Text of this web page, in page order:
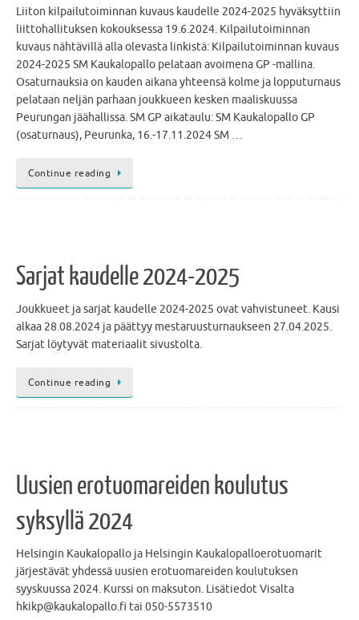
Liiton kilpailutoiminnan kuvaus kaudelle 2024-2025 hyväksyttiin
liittohallituksen kokouksessa 19.6.2024. Kilpailutoiminnan
kuvaus nähtävillä alla olevasta linkistä: Kilpailutoiminnan kuvaus
2024-2025 SM Kaukalopallo pelataan avoimena GP -mallina.
Osaturnauksia on kauden aikana yhteensä kolme ja lopputurnaus
pelataan neljän parhaan joukkueen kesken maaliskuussa
Peurungan jäähallissa. SM GP aikataulu: SM Kaukalopallo GP
(osaturnaus), Peurunka, 16.-17.11.2024 SM …
Continue reading
Sarjat kaudelle 2024-2025
Joukkueet ja sarjat kaudelle 2024-2025 ovat vahvistuneet. Kausi
alkaa 28.08.2024 ja päättyy mestaruusturnaukseen 27.04.2025.
Sarjat löytyvät materiaalit sivustolta.
Continue reading
Uusien erotuomareiden koulutus
syksyllä 2024
Helsingin Kaukalopallo ja Helsingin Kaukalopalloerotuomarit
järjestävät yhdessä uusien erotuomareiden koulutuksen
syyskuussa 2024. Kurssi on maksuton. Lisätiedot Visalta
hkikp@kaukalopallo.fi tai 050-5573510